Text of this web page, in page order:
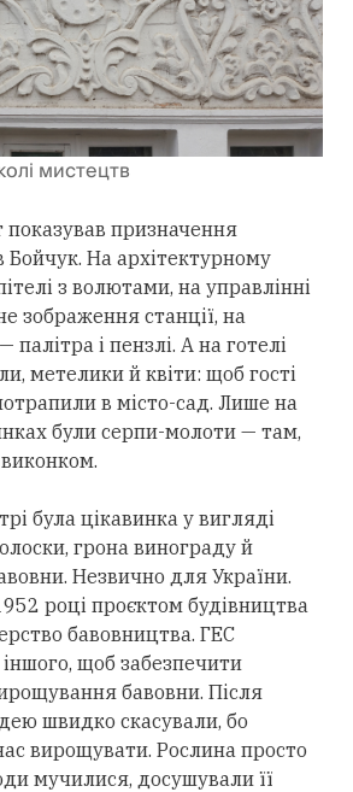
мистецтв
призначення
Бойчук. На архітектурному
з волютами, на управлінні
зображення станції, на
палітра і пензлі. А на готелі
метелики й квіти: щоб гості
в місто-сад. Лише на
були серпи-молоти — там,
була цікавинка у вигляді
грона винограду й
Незвично для України.
році проєктом будівництва
бавовництва. ГЕС
щоб забезпечити
бавовни. Після
швидко скасували, бо
вирощувати. Рослина просто
мучилися, досушували її